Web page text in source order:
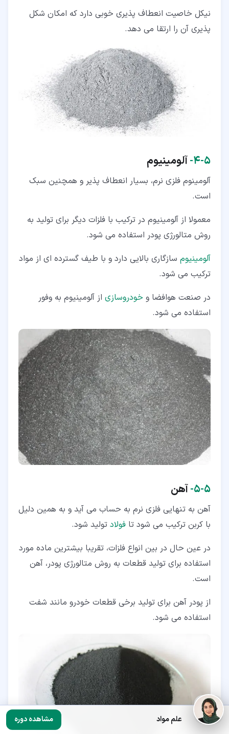
نیکل خاصیت انعطاف پذیری خوبی دارد که امکان شکل
پذیری آن را ارتقا می دهد.
۵‏-‏۴‏- آلومینیوم
آلومینوم فلزی نرم، بسیار انعطاف پذیر و همچنین سبک
است.
معمولا از آلومینیوم در ترکیب با فلزات دیگر برای تولید به
روش متالورژی پودر استفاده می شود.
آلومینیوم سازگاری بالایی دارد و با طیف گسترده ای از مواد
ترکیب می شود.
در صنعت هوافضا و خودروسازی از آلومینیوم به وفور
استفاده می شود.
۵‏-‏۵‏- آهن
آهن به تنهایی فلزی نرم به حساب می آید و به همین دلیل
با کربن ترکیب می شود تا فولاد تولید شود.
در عین حال در بین انواع فلزات، تقریبا بیشترین ماده مورد
استفاده برای تولید قطعات به روش متالورژی پودر، آهن
است.
از پودر آهن برای تولید برخی قطعات خودرو مانند شفت
استفاده می شود.
علم مواد مشاهده دوره